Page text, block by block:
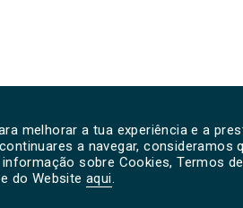
melhorar a tua experiência e a
a navegar, consideramos
sobre Cookies, Termos
do Website aqui.